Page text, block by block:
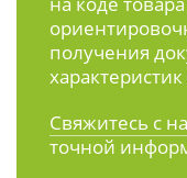
получения
Свяжитесь с
точной